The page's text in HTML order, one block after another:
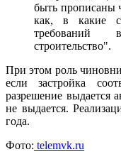
быть прописаны
как, в какие
требований
строительство".
При этом роль
если застройка
разрешение выдается
не выдается.
года.
Фото: telemvk.ru